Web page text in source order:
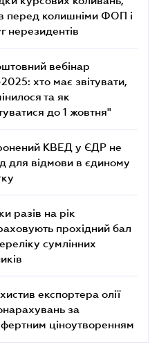
перед колишніми ФОП і
нерезидентів
вебінар
хто має звітувати,
та як
до 1 жовтня"
КВЕД у ЄДР не
для відмови в єдиному
разів на рік
прохідний бал
сумлінних
експортера олії
за
ціноутворенням